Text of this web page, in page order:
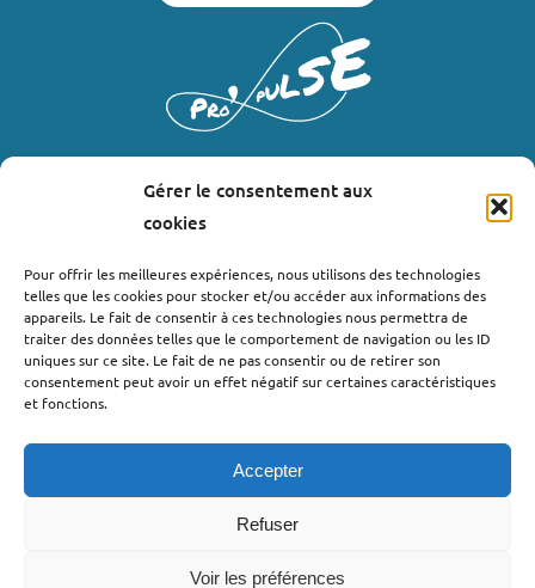
Gérer le consentement aux
cookies
Pour offrir les meilleures expériences, nous utilisons des technologies
telles que les cookies pour stocker et/ou accéder aux informations des
appareils. Le fait de consentir à ces technologies nous permettra de
traiter des données telles que le comportement de navigation ou les ID
uniques sur ce site. Le fait de ne pas consentir ou de retirer son
consentement peut avoir un effet négatif sur certaines caractéristiques
et fonctions.
Accepter
Refuser
Voir les préférences
Où nous trouver ?
Bollène
Nyons
Valréas
Lachapelle-sous-Aubenas
©2022 - Pro’pulse by Initiative Seuil de Provence Ardèche